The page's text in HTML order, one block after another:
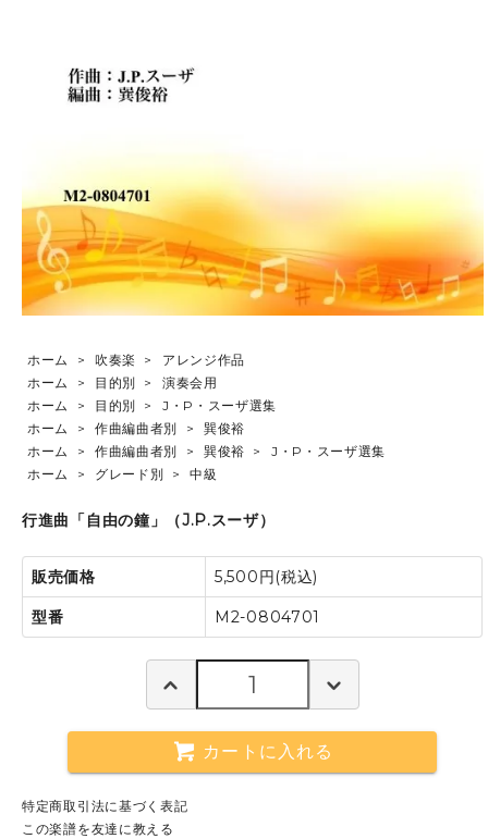
ホーム > 吹奏楽 >
アレンジ作品
ホーム
> 目的別 >
演奏会用
ホーム
> 目的別 >
J・P・スーザ選集
ホーム
> 作曲編曲者別 >
巽俊裕
ホーム
> 作曲編曲者別 > 巽俊裕 >
J・P・スーザ選集
ホーム
> グレード別 > 中級
行進曲「自由の鐘」（J.P.スーザ）
販売価格 5,500円(税込)
型番 M2-0804701
カートに入れる
特定商取引法に基づく表記
この楽譜を友達に教える